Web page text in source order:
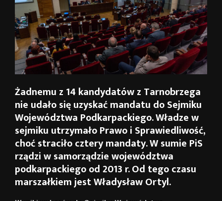
Żadnemu z 14 kandydatów z Tarnobrzega
nie udało się uzyskać mandatu do Sejmiku
Województwa Podkarpackiego. Władze w
sejmiku utrzymało Prawo i Sprawiedliwość,
choć straciło cztery mandaty. W sumie PiS
rządzi w samorządzie województwa
podkarpackiego od 2013 r. Od tego czasu
marszałkiem jest Władysław Ortyl.